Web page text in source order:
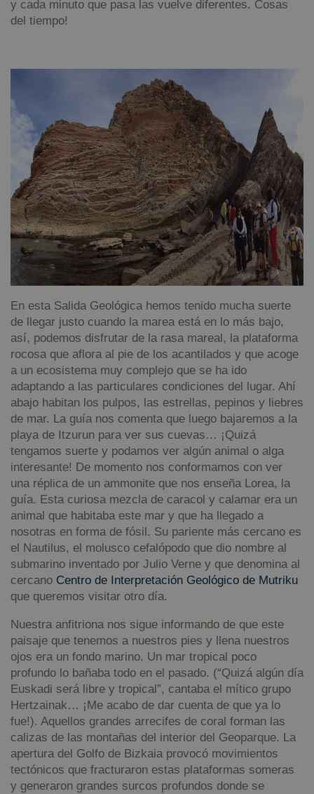
y cada minuto que pasa las vuelve diferentes. Cosas
del tiempo!
En esta Salida Geológica hemos tenido mucha suerte
de llegar justo cuando la marea está en lo más bajo,
así, podemos disfrutar de la rasa mareal, la plataforma
rocosa que aflora al pie de los acantilados y que acoge
a un ecosistema muy complejo que se ha ido
adaptando a las particulares condiciones del lugar. Ahí
abajo habitan los pulpos, las estrellas, pepinos y liebres
de mar. La guía nos comenta que luego bajaremos a la
playa de Itzurun para ver sus cuevas… ¡Quizá
tengamos suerte y podamos ver algún animal o alga
interesante! De momento nos conformamos con ver
una réplica de un ammonite que nos enseña Lorea, la
guía. Esta curiosa mezcla de caracol y calamar era un
animal que habitaba este mar y que ha llegado a
nosotras en forma de fósil. Su pariente más cercano es
el Nautilus, el molusco cefalópodo que dio nombre al
submarino inventado por Julio Verne y que denomina al
cercano Centro de Interpretación Geológico de Mutriku
que queremos visitar otro día.
Nuestra anfitriona nos sigue informando de que este
paisaje que tenemos a nuestros pies y llena nuestros
ojos era un fondo marino. Un mar tropical poco
profundo lo bañaba todo en el pasado. (“Quizá algún día
Euskadi será libre y tropical”, cantaba el mítico grupo
Hertzainak… ¡Me acabo de dar cuenta de que ya lo
fue!). Aquellos grandes arrecifes de coral forman las
calizas de las montañas del interior del Geoparque. La
apertura del Golfo de Bizkaia provocó movimientos
tectónicos que fracturaron estas plataformas someras
y generaron grandes surcos profundos donde se